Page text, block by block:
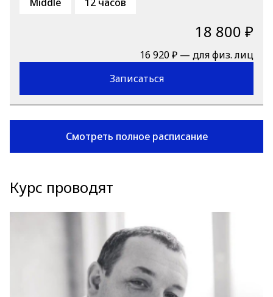
18 800 ₽
16 920 ₽ — для физ. лиц
Записаться
Смотреть полное расписание
Курс проводят